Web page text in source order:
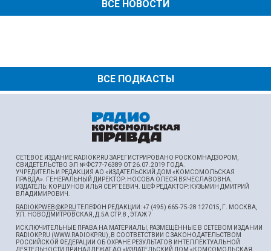
ВСЕ ПОДКАСТЫ
ВСЕ НОВОСТИ
СЕТЕВОЕ ИЗДАНИЕ RADIOKP.RU ЗАРЕГИСТРИРОВАНО РОСКОМНАДЗОРОМ,
СВИДЕТЕЛЬСТВО ЭЛ № ФС77-76389 ОТ 26.07.2019 ГОДА.
УЧРЕДИТЕЛЬ И РЕДАКЦИЯ АО «ИЗДАТЕЛЬСКИЙ ДОМ «КОМСОМОЛЬСКАЯ
ПРАВДА». ГЕНЕРАЛЬНЫЙ ДИРЕКТОР: НОСОВА ОЛЕСЯ ВЯЧЕСЛАВОВНА.
ИЗДАТЕЛЬ: КОРШУНОВ ИЛЬЯ СЕРГЕЕВИЧ. ШEФ РЕДАКТОР: КУЗЬМИН ДМИТРИЙ
ВЛАДИМИРОВИЧ.
RADIOKPWEB@KP.RUТЕЛЕФОН РЕДАКЦИИ: +7 (495) 665-75-28 127015, Г. МОСКВА,
УЛ. НОВОДМИТРОВСКАЯ, Д.5А СТР.8 , ЭТАЖ 7
ИСКЛЮЧИТЕЛЬНЫЕ ПРАВА НА МАТЕРИАЛЫ, РАЗМЕЩЁННЫЕ В СЕТЕВОМ ИЗДАНИИ
RADIOKP.RU (WWW.RADIOKP.RU), В СООТВЕТСТВИИ С ЗАКОНОДАТЕЛЬСТВОМ
РОССИЙСКОЙ ФЕДЕРАЦИИ ОБ ОХРАНЕ РЕЗУЛЬТАТОВ ИНТЕЛЛЕКТУАЛЬНОЙ
ДЕЯТЕЛЬНОСТИ ПРИНАДЛЕЖАТ АО «ИЗДАТЕЛЬСКИЙ ДОМ «КОМСОМОЛЬСКАЯ